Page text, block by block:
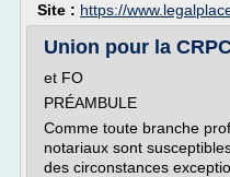
Site : https://
Union pour la
et FO
PRÉAMBULE
Comme toute branche
notariaux sont
des circonstances